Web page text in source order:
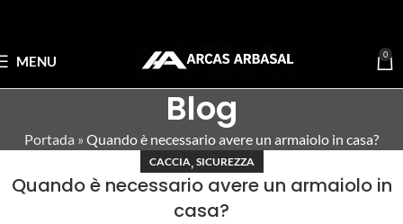
MENU 0
Blog
Portada » Quando è necessario avere un armaiolo in casa?
CACCIA, SICUREZZA
Quando è necessario avere un armaiolo in
casa?